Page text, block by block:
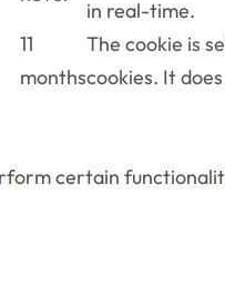
in real-time.
11
months
The cookie is
cookies. It
certain